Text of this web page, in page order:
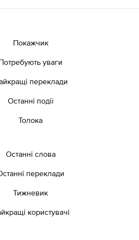
Покажчик
уваги
переклади
Останні події
Толока
Останні слова
переклади
Тижневик
користувачі